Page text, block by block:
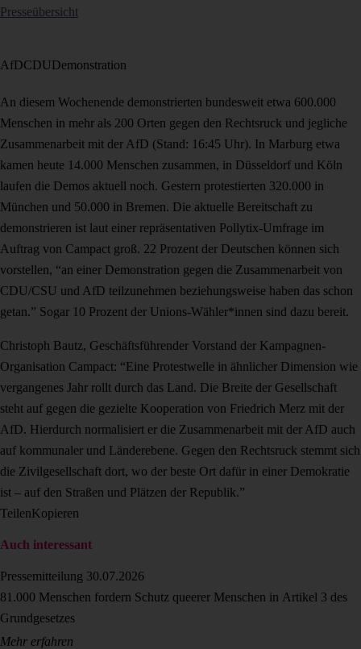
Presseübersicht
AfDCDUDemonstration
An diesem Wochenende demonstrierten bundesweit etwa 600.000
Menschen in mehr als 200 Orten gegen den Rechtsruck und jegliche
Zusammenarbeit mit der AfD (Stand: 16:45 Uhr). In Marburg etwa
kamen heute 14.000 Menschen zusammen, in Düsseldorf und Köln
laufen die Demos aktuell noch. Gestern protestierten 320.000 in
München und 50.000 in Bremen. Die aktuelle Bereitschaft zu
demonstrieren ist laut einer repräsentativen Pollytix-Umfrage im
Auftrag von Campact groß. 22 Prozent der Deutschen können sich
vorstellen, “an einer Demonstration gegen die Zusammenarbeit von
CDU/CSU und AfD teilzunehmen beziehungsweise haben das schon
getan.” Sogar 10 Prozent der Unions-Wähler*innen sind dazu bereit.
Christoph Bautz, Geschäftsführender Vorstand der Kampagnen-
Organisation Campact: “Eine Protestwelle in ähnlicher Dimension wie
vergangenes Jahr rollt durch das Land. Die Breite der Gesellschaft
steht auf gegen die gezielte Kooperation von Friedrich Merz mit der
AfD. Hierdurch normalisiert er die Zusammenarbeit mit der AfD auch
auf kommunaler und Länderebene. Gegen den Rechtsruck stemmt sich
die Zivilgesellschaft dort, wo der beste Ort dafür in einer Demokratie
ist – auf den Straßen und Plätzen der Republik.”
TeilenKopieren
Auch interessant
Pressemitteilung 30.07.2026
81.000 Menschen fordern Schutz queerer Menschen in Artikel 3 des
Grundgesetzes
Mehr erfahren